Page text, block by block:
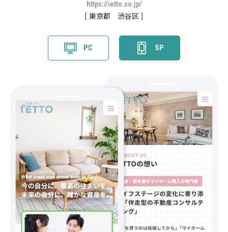
https://ietto.co.jp/
東京都 渋谷区
PC SP